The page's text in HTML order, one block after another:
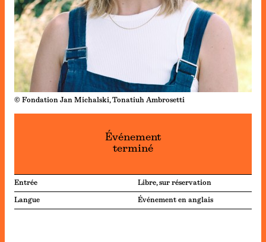
© Fondation Jan Michalski, Tonatiuh Ambrosetti
Événement
terminé
Entrée Libre, sur réservation
Langue Événement en anglais